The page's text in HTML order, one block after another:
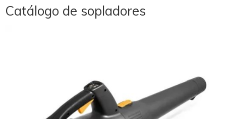
Catálogo de sopladores